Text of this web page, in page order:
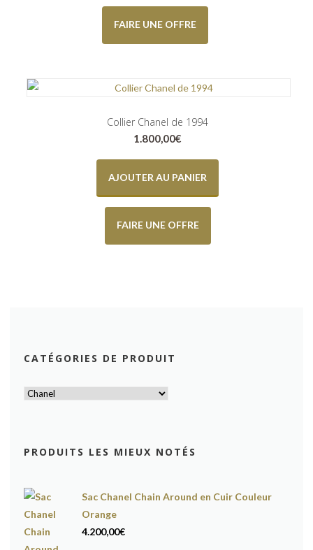
FAIRE UNE OFFRE
Collier Chanel de 1994
1.800,00€
AJOUTER AU PANIER
FAIRE UNE OFFRE
CATÉGORIES DE PRODUIT
PRODUITS LES MIEUX NOTÉS
Sac Chanel Chain Around en Cuir Couleur
Orange
4.200,00€